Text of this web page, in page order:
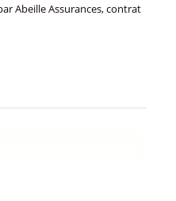
Abeille Assurances, contrat